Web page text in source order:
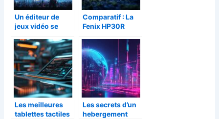
Un éditeur de
jeux vidéo se
remportant une
avance
impressionnante
aux Game
Awards : le sacre
surprise de
Devolver Digital
Comparatif : La
Fenix HP30R
meilleures
lampes frontales
de secourisme
Les meilleures
tablettes tactiles
Les secrets d’un
hebergement